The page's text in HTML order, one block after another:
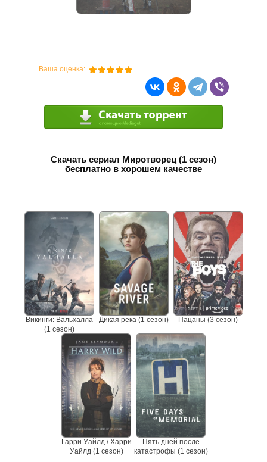
Ваша оценка:
Скачать сериал Миротворец (1 сезон)
бесплатно в хорошем качестве
Викинги: Вальхалла
(1 сезон)
Дикая река (1 сезон) Пацаны (3 сезон)
Гарри Уайлд / Харри
Уайлд (1 сезон)
Пять дней после
катастрофы (1 сезон)